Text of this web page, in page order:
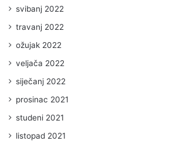
svibanj 2022
travanj 2022
ožujak 2022
veljača 2022
siječanj 2022
prosinac 2021
studeni 2021
listopad 2021